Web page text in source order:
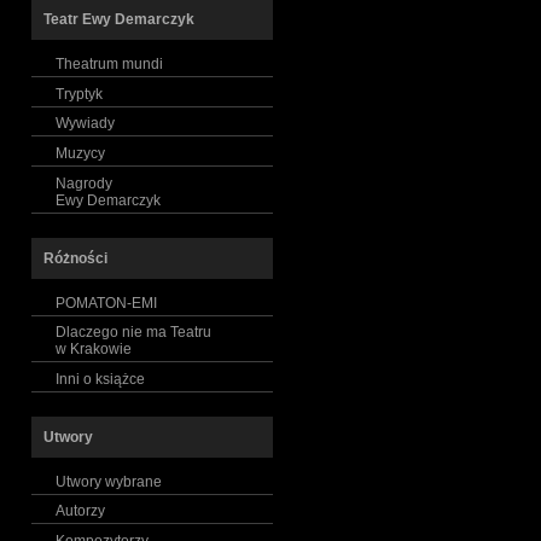
Teatr Ewy Demarczyk
Theatrum mundi
Tryptyk
Wywiady
Muzycy
Nagrody
Ewy Demarczyk
Różności
POMATON-EMI
Dlaczego nie ma Teatru
w Krakowie
Inni o książce
Utwory
Utwory wybrane
Autorzy